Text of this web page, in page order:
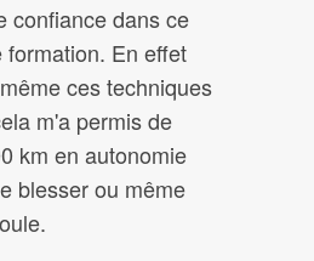
confiance dans ce
formation. En effet
ces techniques
m'a permis de
km en autonomie
blesser ou même